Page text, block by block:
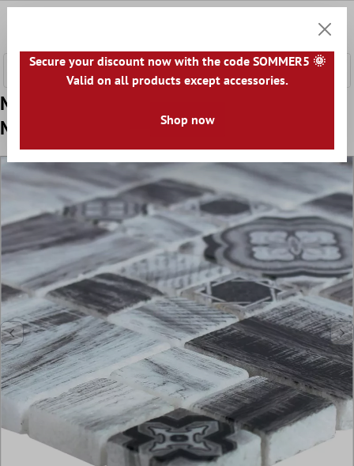
Muster von Marmor Naturstein Holzoptik
Mosaik Fliesen Portland Grau Mix
Secure your discount now with the code SOMMER5 🌞
Valid on all products except accessories.
Shop now